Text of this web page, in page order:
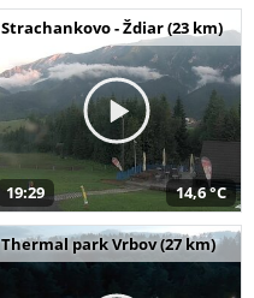
Strachankovo - Ždiar (23 km)
19:29 14,6 °C
Thermal park Vrbov (27 km)